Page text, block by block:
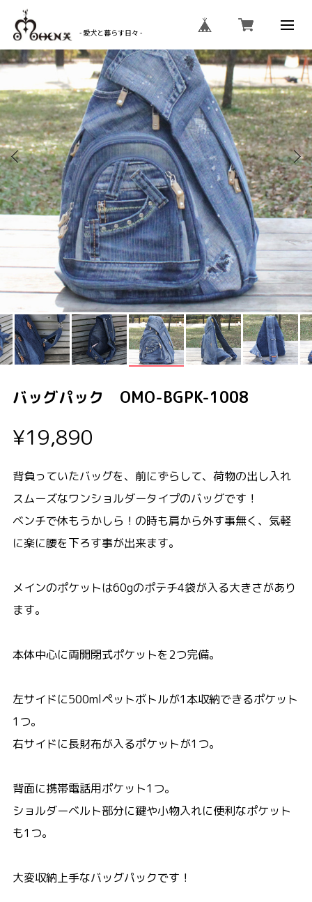
- 愛犬と暮らす日々 -
バッグパック OMO-BGPK-1008
¥19,890
背負っていたバッグを、前にずらして、荷物の出し入れ
スムーズなワンショルダータイプのバッグです！
ベンチで休もうかしら！の時も肩から外す事無く、気軽
に楽に腰を下ろす事が出来ます。
メインのポケットは60gのポテチ4袋が入る大きさがあり
ます。
本体中心に両開閉式ポケットを2つ完備。
左サイドに500mlペットボトルが1本収納できるポケット
1つ。
右サイドに長財布が入るポケットが1つ。
背面に携帯電話用ポケット1つ。
ショルダーベルト部分に鍵や小物入れに便利なポケット
も1つ。
大変収納上手なバッグパックです！